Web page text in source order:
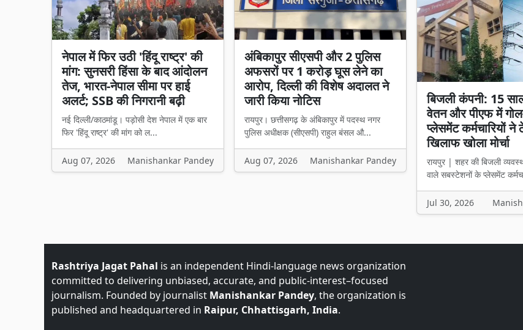
नेपाल में फिर उठी 'हिंदू राष्ट्र' की
मांग: सुनसरी हिंसा के बाद आंदोलन
तेज, भारत-नेपाल सीमा पर हाई
अलर्ट; SSB की निगरानी बढ़ी
नई दिल्ली/काठमांडू। पड़ोसी देश नेपाल में एक बार
फिर 'हिंदू राष्ट्र' की मांग को ल...
Aug 07, 2026 Manishankar Pandey
अंबिकापुर सीएसपी और 2 पुलिस
अफसरों पर 1 करोड़ घूस लेने का
आरोप, दिल्ली की विशेष अदालत ने
जारी किया नोटिस
रायपुर। छत्तीसगढ़ के अंबिकापुर में पदस्थ नगर
पुलिस अधीक्षक (सीएसपी) राहुल बंसल औ...
Aug 07, 2026 Manishankar Pandey
बिजली कंपनी: 15
वेतन और पीएफ में
प्लेसमेंट कर्मचारियों
खिलाफ खोला मोर्चा
रायपुर | शहर की बिजली
वाले सबस्टेशनों के प्लेसमेंट
Jul 30, 2026
Rashtriya Jagat Pahal is an independent Hindi-language news organization
committed to delivering unbiased, accurate, and public-interest–focused
journalism. Founded by journalist Manishankar Pandey, the organization is
published and headquartered in Raipur, Chhattisgarh, India.